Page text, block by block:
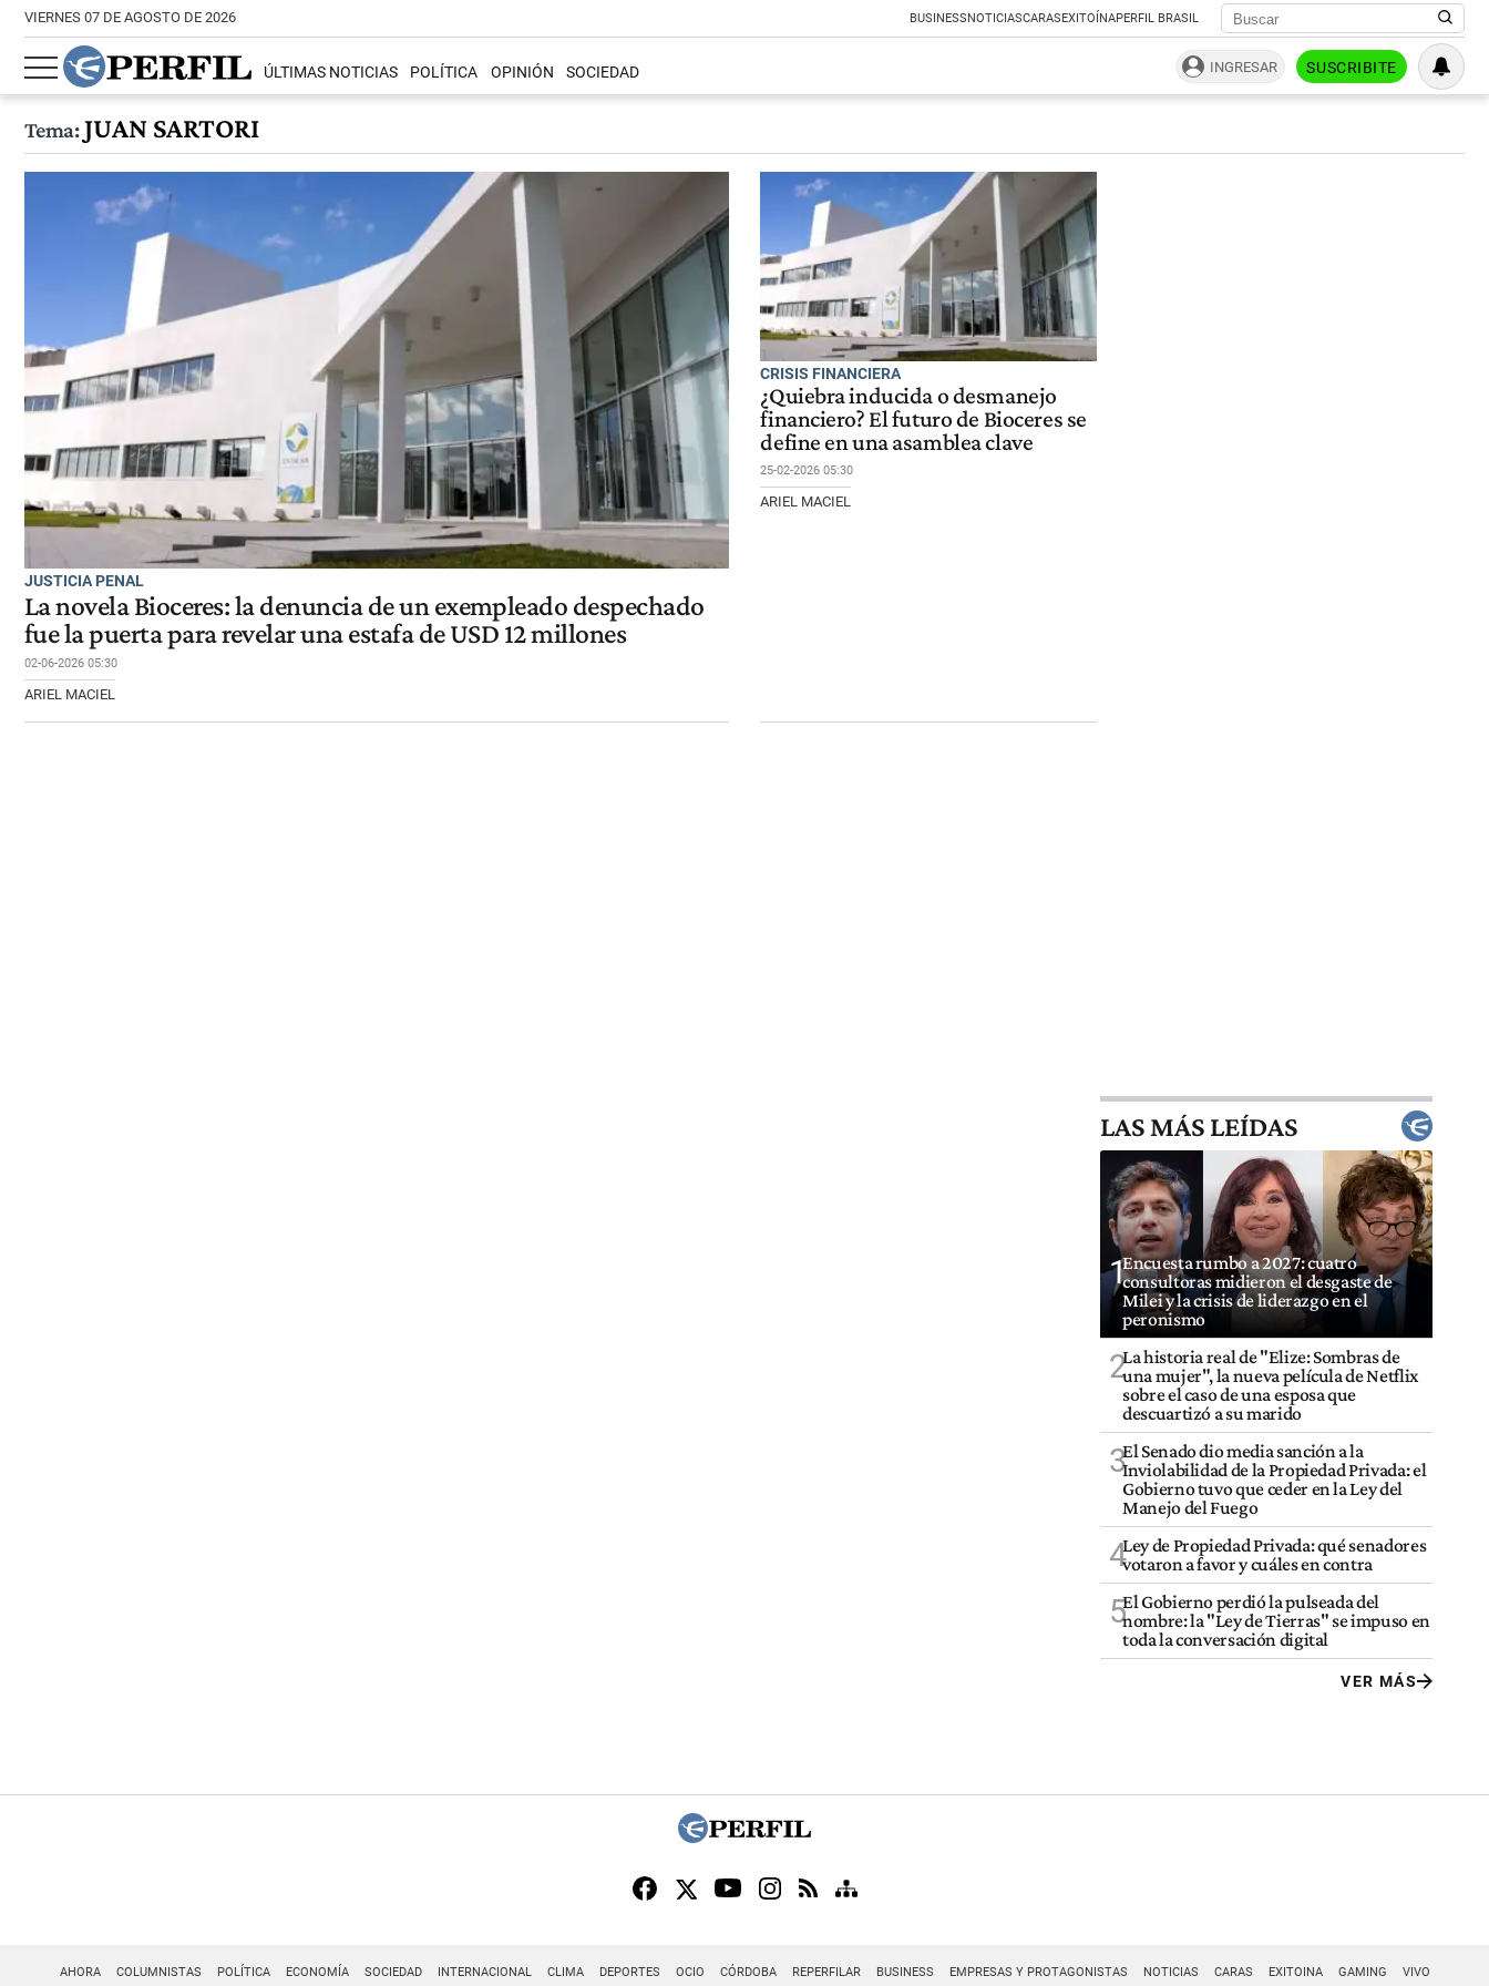
VIERNES 07 DE AGOSTO DE 2026 BUSINESSNOTICIASCARASEXITOÍNAPERFIL BRASIL
ÚLTIMAS NOTICIAS POLÍTICA OPINIÓN SOCIEDAD INGRESAR SUSCRIBITE
Tema:JUAN SARTORI
JUSTICIA PENAL
La novela Bioceres: la denuncia de un exempleado despechado
fue la puerta para revelar una estafa de USD 12 millones
02-06-2026 05:30
ARIEL MACIEL
CRISIS FINANCIERA
¿Quiebra inducida o desmanejo
financiero? El futuro de Bioceres se
define en una asamblea clave
25-02-2026 05:30
ARIEL MACIEL
LAS MÁS LEÍDAS
1Encuesta rumbo a 2027: cuatro
consultoras midieron el desgaste de
Milei y la crisis de liderazgo en el
peronismo
2La historia real de "Elize: Sombras de
una mujer", la nueva película de Netflix
sobre el caso de una esposa que
descuartizó a su marido
3El Senado dio media sanción a la
Inviolabilidad de la Propiedad Privada: el
Gobierno tuvo que ceder en la Ley del
Manejo del Fuego
4Ley de Propiedad Privada: qué senadores
votaron a favor y cuáles en contra
5El Gobierno perdió la pulseada del
nombre: la "Ley de Tierras" se impuso en
toda la conversación digital
VER MÁS
AHORA COLUMNISTAS POLÍTICA ECONOMÍA SOCIEDAD INTERNACIONAL CLIMA DEPORTES OCIO CÓRDOBA REPERFILAR BUSINESS EMPRESAS Y PROTAGONISTAS NOTICIAS CARAS EXITOINA GAMING VIVO